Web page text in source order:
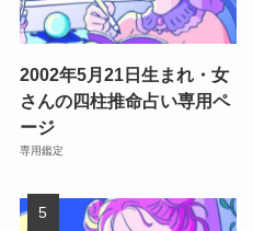
2002年5月21日生まれ・女
さんの四柱推命占い専用ペ
ージ
専用鑑定